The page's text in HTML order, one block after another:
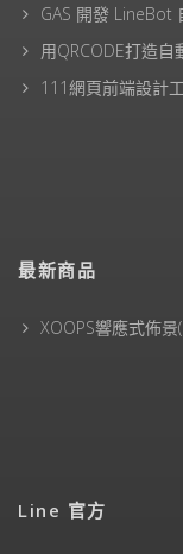
GAS 開發 LineBot
用QRCODE打造自
111網頁前端設計
最新商品
XOOPS響應式佈景
Line 官方